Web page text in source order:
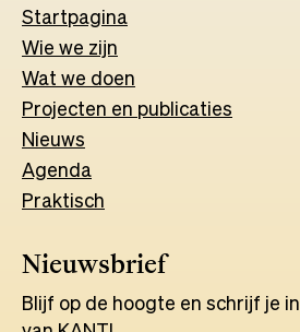
Startpagina
Wie we zijn
Wat we doen
Projecten en publicaties
Nieuws
Agenda
Praktisch
Nieuwsbrief
Blijf op de hoogte en schrijf je